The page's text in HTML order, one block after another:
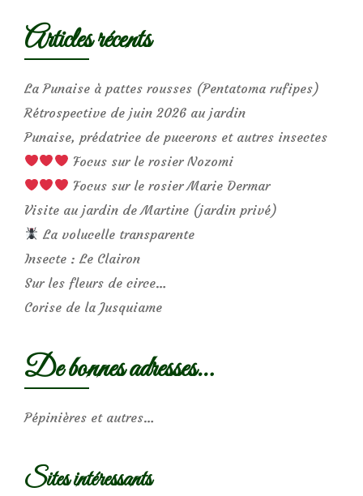
Articles récents
La Punaise à pattes rousses (Pentatoma rufipes)
Rétrospective de juin 2026 au jardin
Punaise, prédatrice de pucerons et autres insectes
Focus sur le rosier Nozomi
Focus sur le rosier Marie Dermar
Visite au jardin de Martine (jardin privé)
La volucelle transparente
Insecte : Le Clairon
Sur les fleurs de circe…
Corise de la Jusquiame
De bonnes adresses…
Pépinières et autres…
Sites intéressants